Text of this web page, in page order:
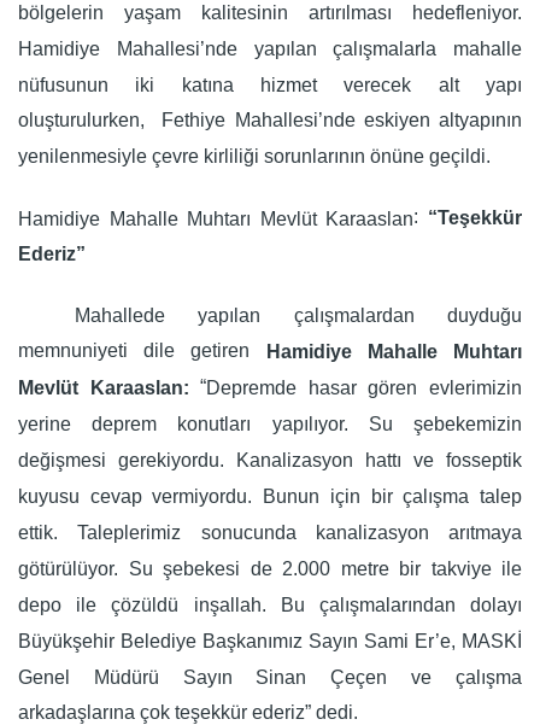
bölgelerin yaşam kalitesinin artırılması hedefleniyor.
Hamidiye Mahallesi’nde yapılan çalışmalarla mahalle
nüfusunun iki katına hizmet verecek alt yapı
oluşturulurken,
Fethiye Mahallesi’nde eskiyen altyapının
yenilenmesiyle çevre kirliliği sorunlarının önüne geçildi.
Hamidiye Mahalle Muhtarı Mevlüt Karaaslan: “Teşekkür
Ederiz”
Mahallede yapılan çalışmalardan duyduğu
memnuniyeti dile getiren Hamidiye Mahalle Muhtarı
Mevlüt Karaaslan: “Depremde hasar gören evlerimizin
yerine deprem konutları yapılıyor. Su şebekemizin
değişmesi gerekiyordu. Kanalizasyon hattı ve fosseptik
kuyusu cevap vermiyordu. Bunun için bir çalışma talep
ettik. Taleplerimiz sonucunda kanalizasyon arıtmaya
götürülüyor. Su şebekesi de 2.000 metre bir takviye ile
depo ile çözüldü inşallah. Bu çalışmalarından dolayı
Büyükşehir Belediye Başkanımız Sayın Sami Er’e, MASKİ
Genel Müdürü Sayın Sinan Çeçen ve çalışma
arkadaşlarına çok teşekkür ederiz” dedi.